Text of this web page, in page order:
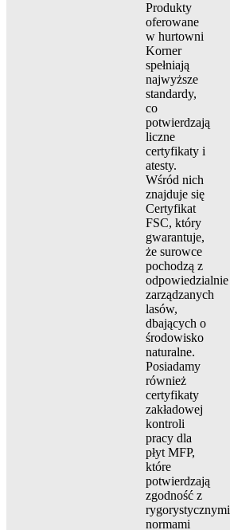
Produkty
oferowane
w hurtowni
Korner
spełniają
najwyższe
standardy,
co
potwierdzają
liczne
certyfikaty i
atesty.
Wśród nich
znajduje się
Certyfikat
FSC, który
gwarantuje,
że surowce
pochodzą z
odpowiedzialnie
zarządzanych
lasów,
dbających o
środowisko
naturalne.
Posiadamy
również
certyfikaty
zakładowej
kontroli
pracy dla
płyt MFP,
które
potwierdzają
zgodność z
rygorystycznymi
normami